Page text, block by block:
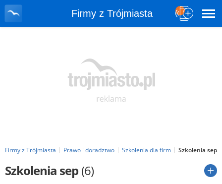
Firmy z Trójmiasta
Firmy z Trójmiasta Prawo i doradztwo Szkolenia dla firm Szkolenia sep
Szkolenia sep (6)